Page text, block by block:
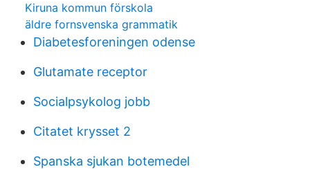
Kiruna kommun förskola
äldre fornsvenska grammatik
Diabetesforeningen odense
Glutamate receptor
Socialpsykolog jobb
Citatet krysset 2
Spanska sjukan botemedel